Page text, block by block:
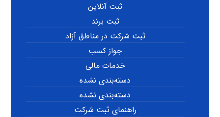
ثبت آنلاین
ثبت برند
ثبت شرکت در مناطق آزاد
جواز کسب
خدمات مالی
دسته‌بندی نشده
دسته‌بندی نشده
راهنمای ثبت شرکت